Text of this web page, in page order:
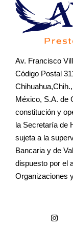
Av. Francisco
Código Postal
México, S.A. de
constitución y
la Secretaría de
sujeta a la
Bancaria y de
dispuesto por el
Organizaciones